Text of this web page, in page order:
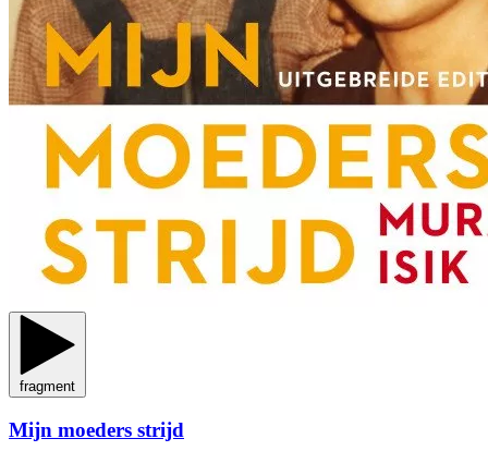
fragment
Mijn moeders strijd